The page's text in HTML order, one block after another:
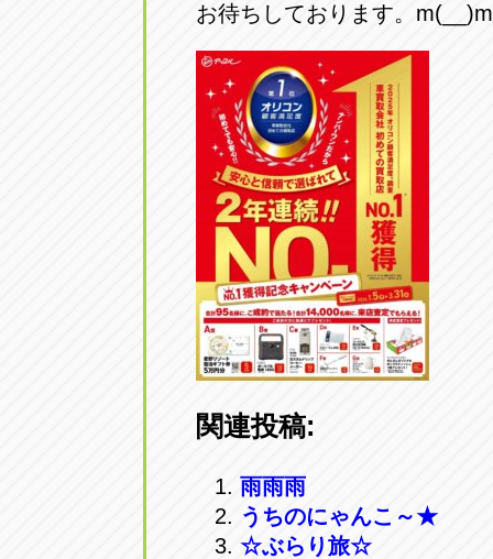
アップル
0568-76-
アップル
0561-53-
アップル
0587-66-
オートフ
トラック
アップル小牧店
愛知県小牧市久保新町20
アップル尾張旭店
愛知県尾張旭市印場元町5-2-8
アップル岩倉店
愛知県岩倉市大地町長田35-1
オートフレンド
愛知県清須市春日砂賀東114
三重
トラック市四日市店
お待ちしております。m(__)m
関連投稿:
雨雨雨
うちのにゃんこ～★
☆ぶらり旅☆